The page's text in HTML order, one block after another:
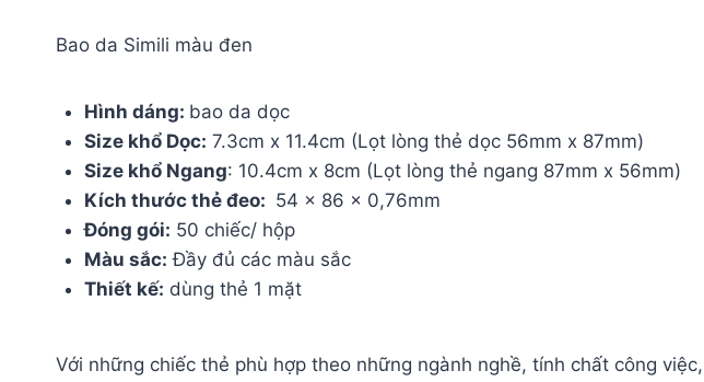
Bao da Simili màu đen
Hình dáng: bao da dọc
Size khổ Dọc: 7.3cm x 11.4cm (Lọt lòng thẻ dọc 56mm x 87mm)
Size khổ Ngang: 10.4cm x 8cm (Lọt lòng thẻ ngang 87mm x 56mm)
Kích thước thẻ đeo: 54 x 86 x 0,76mm
Đóng gói: 50 chiếc/ hộp
Màu sắc: Đầy đủ các màu sắc
Thiết kế: dùng thẻ 1 mặt
Với những chiếc thẻ phù hợp theo những ngành nghề, tính chất công